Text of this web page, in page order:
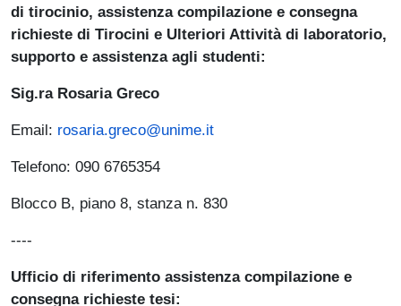
di tirocinio, assistenza compilazione e consegna
richieste di Tirocini e Ulteriori Attività di laboratorio,
supporto e assistenza agli studenti:
Sig.ra Rosaria Greco
Email: rosaria.greco@unime.it
Telefono: 090 6765354
Blocco B, piano 8, stanza n. 830
----
Ufficio di riferimento assistenza compilazione e
consegna richieste tesi: